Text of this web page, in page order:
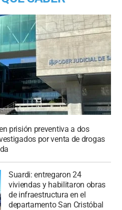
prisión preventiva a dos
por venta de drogas
Suardi: entregaron 24
viviendas y habilitaron obras
de infraestructura en el
departamento San Cristóbal